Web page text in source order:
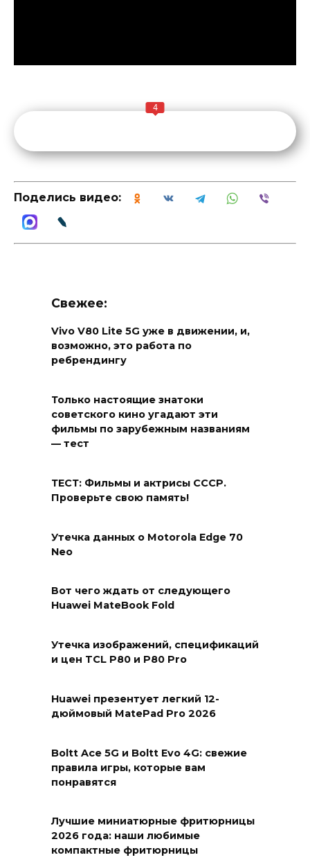
4
Поделись видео:
Свежее:
Vivo V80 Lite 5G уже в движении, и,
возможно, это работа по
ребрендингу
Только настоящие знатоки
советского кино угадают эти
фильмы по зарубежным названиям
— тест
ТЕСТ: Фильмы и актрисы СССР.
Проверьте свою память!
Утечка данных о Motorola Edge 70
Neo
Вот чего ждать от следующего
Huawei MateBook Fold
Утечка изображений, спецификаций
и цен TCL P80 и P80 Pro
Huawei презентует легкий 12-
дюймовый MatePad Pro 2026
Boltt Ace 5G и Boltt Evo 4G: свежие
правила игры, которые вам
понравятся
Лучшие миниатюрные фритюрницы
2026 года: наши любимые
компактные фритюрницы